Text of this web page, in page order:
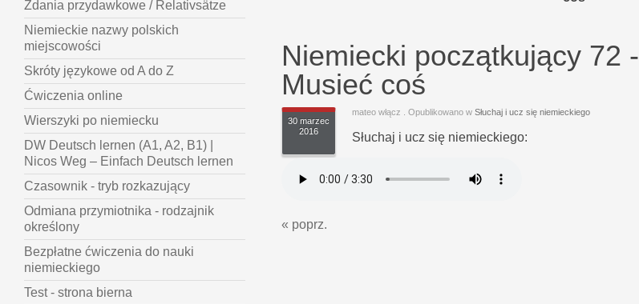
Niemiecki początkujący 72 -
Musieć coś
mateo włącz
30 marzec
2016
. Opublikowano w Słuchaj i ucz się niemieckiego
Słuchaj i ucz się niemieckiego:
« poprz.
Zdania przydawkowe / Relativsätze
Niemieckie nazwy polskich
miejscowości
Skróty językowe od A do Z
Ćwiczenia online
Wierszyki po niemiecku
DW Deutsch lernen (A1, A2, B1) |
Nicos Weg – Einfach Deutsch lernen
Czasownik - tryb rozkazujący
Odmiana przymiotnika - rodzajnik
określony
Bezpłatne ćwiczenia do nauki
niemieckiego
Test - strona bierna